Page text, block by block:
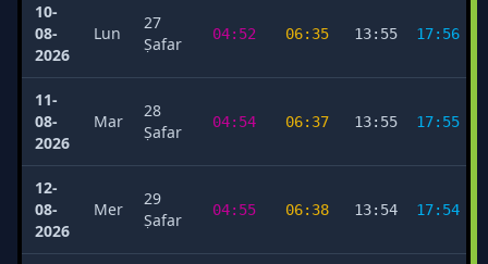
10-
08-
2026
Lun
27
Ṣafar
04:52 06:35 13:55 17:56
11-
08-
2026
Mar
28
Ṣafar
04:54 06:37 13:55 17:55
12-
08-
2026
Mer
29
Ṣafar
04:55 06:38 13:54 17:54